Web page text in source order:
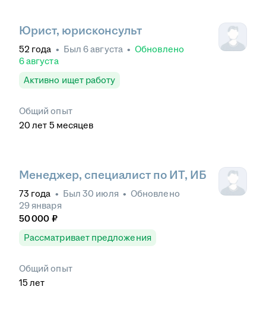
Юрист, юрисконсульт
52 года • Был 6 августа • Обновлено
6 августа
Активно ищет работу
Общий опыт
20 лет 5 месяцев
Менеджер, специалист по ИТ, ИБ
73 года • Был 30 июля • Обновлено
29 января
50 000 ₽
Рассматривает предложения
Общий опыт
15 лет